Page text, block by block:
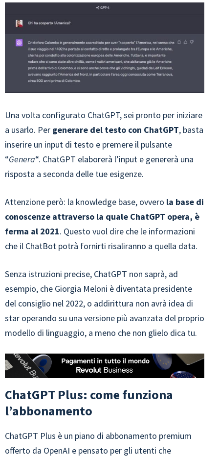
Una volta configurato ChatGPT, sei pronto per iniziare
a usarlo. Per generare del testo con ChatGPT, basta
inserire un input di testo e premere il pulsante
“Genera“. ChatGPT elaborerà l’input e genererà una
risposta a seconda delle tue esigenze.
Attenzione però: la knowledge base, ovvero la base di
conoscenze attraverso la quale ChatGPT opera, è
ferma al 2021. Questo vuol dire che le informazioni
che il ChatBot potrà fornirti risaliranno a quella data.
Senza istruzioni precise, ChatGPT non saprà, ad
esempio, che Giorgia Meloni è diventata presidente
del consiglio nel 2022, o addirittura non avrà idea di
star operando su una versione più avanzata del proprio
modello di linguaggio, a meno che non glielo dica tu.
ChatGPT Plus: come funziona
l’abbonamento
ChatGPT Plus è un piano di abbonamento premium
offerto da OpenAI e pensato per gli utenti che